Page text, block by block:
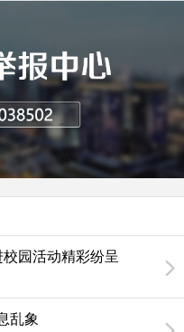
园活动精彩纷呈
乱象